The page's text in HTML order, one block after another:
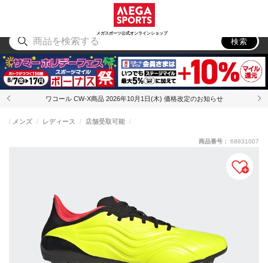
メガスポーツ公式オンラインショップ
アウトドア
検索
ワコール CW-X商品 2026年10月1日(木) 価格改定のお知らせ
メンズ レディース 店舗受取可能
商品番号： 68831007